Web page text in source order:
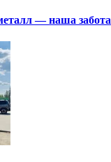
— наша забота